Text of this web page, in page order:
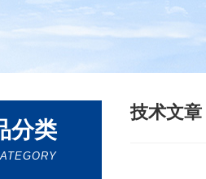
分类
技术文章